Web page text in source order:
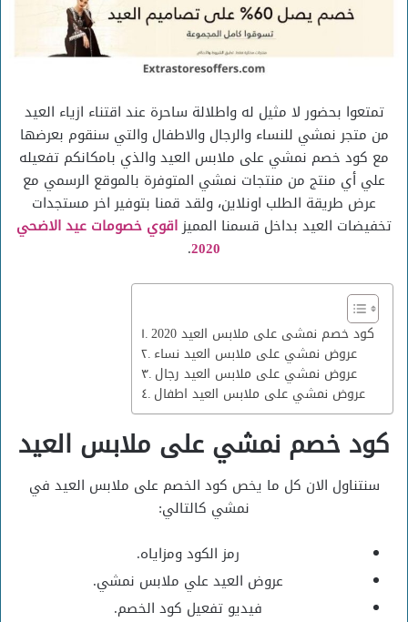
تمتعوا بحضور لا مثيل له واطلالة ساحرة عند اقتناء ازياء العيد
من متجر نمشي للنساء والرجال والاطفال والتي سنقوم بعرضها
مع كود خصم نمشي على ملابس العيد والذي بامكانكم تفعيله
علي أي منتج من منتجات نمشي المتوفرة بالموقع الرسمي مع
عرض طريقة الطلب اونلاين، ولقد قمنا بتوفير اخر مستجدات
تخفيضات العيد بداخل قسمنا المميز اقوي خصومات عيد الاضحي
2020
.
كود خصم نمشى على ملابس العيد 2020
عروض نمشي على ملابس العيد نساء
عروض نمشي على ملابس العيد رجال
عروض نمشي على ملابس العيد اطفال
كود خصم نمشي على ملابس العيد
سنتناول الان كل ما يخص كود الخصم على ملابس العيد في
نمشي كالتالي:
رمز الكود ومزاياه.
عروض العيد علي ملابس نمشي.
فيديو تفعيل كود الخصم.